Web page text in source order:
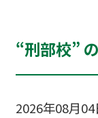
“刑部校”
2026年08月04